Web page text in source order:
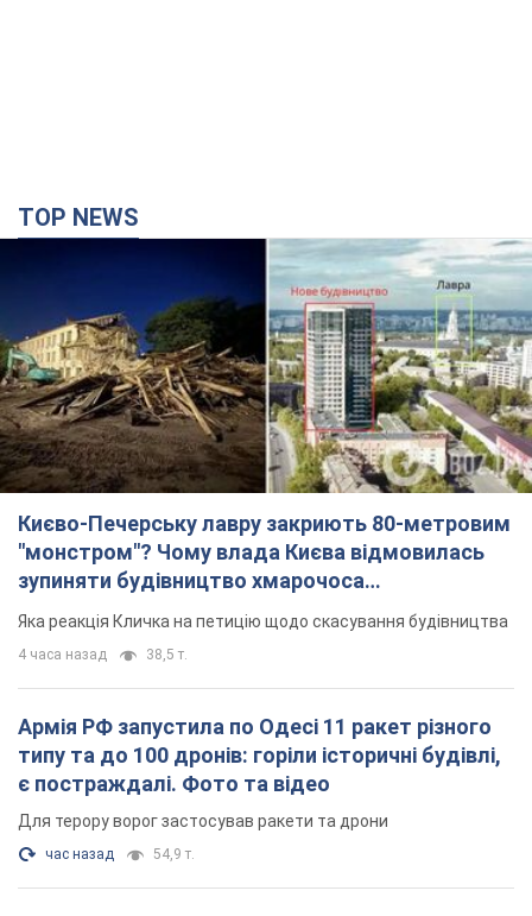
TOP NEWS
Києво-Печерську лавру закриють 80-метровим
"монстром"? Чому влада Києва відмовилась
зупиняти будівництво хмарочоса
"московського вірянина"
Яка реакція Кличка на петицію щодо скасування будівництва
4 часа назад 38,5 т.
Армія РФ запустила по Одесі 11 ракет різного
типу та до 100 дронів: горіли історичні будівлі,
є постраждалі. Фото та відео
Для терору ворог застосував ракети та дрони
час назад 54,9 т.